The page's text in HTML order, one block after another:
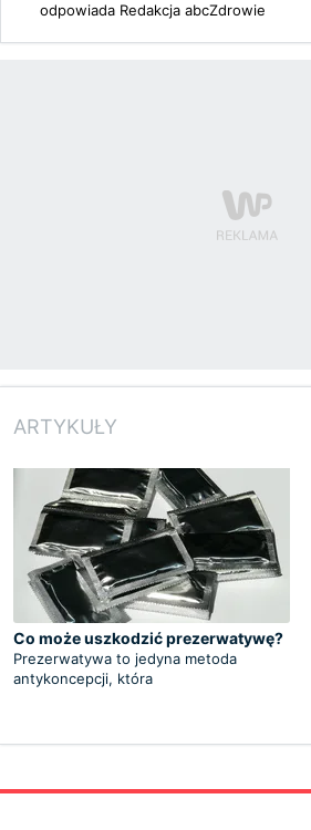
odpowiada Redakcja abcZdrowie
ARTYKUŁY
Co może uszkodzić prezerwatywę?
Prezerwatywa to jedyna metoda
antykoncepcji, która